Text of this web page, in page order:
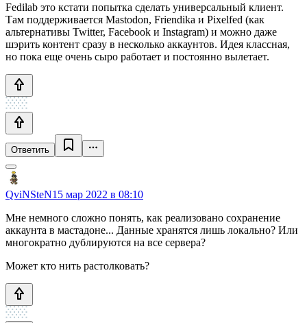
Fedilab это кстати попытка сделать универсальный клиент.
Там поддерживается Mastodon, Friendika и Pixelfed (как
альтернативы Twitter, Facebook и Instagram) и можно даже
шэрить контент сразу в несколько аккаунтов. Идея классная,
но пока еще очень сыро работает и постоянно вылетает.
Ответить
QviNSteN15 мар 2022 в 08:10
Мне немного сложно понять, как реализовано сохранение
аккаунта в мастадоне... Данные хранятся лишь локально? Или
многократно дублируются на все сервера?
Может кто нить растолковать?